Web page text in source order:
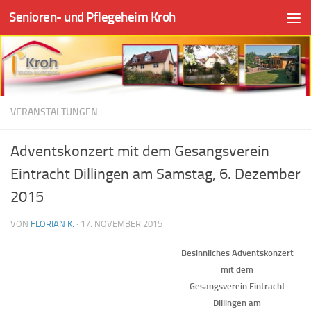
Zum Inhalt springen
Senioren- und Pflegeheim Kroh
VERANSTALTUNGEN
Adventskonzert mit dem Gesangsverein
Eintracht Dillingen am Samstag, 6. Dezember
2015
VON FLORIAN K. · 17. NOVEMBER 2015
Besinnliches Adventskonzert
mit dem
Gesangsverein Eintracht
Dillingen am